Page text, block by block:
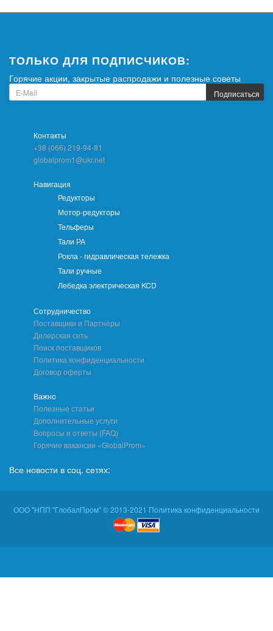
ТОЛЬКО ДЛЯ ПОДПИСЧИКОВ:
Горячие акции, закрытые распродажи и полезные советы
Подписаться
Контакты
+38 (066) 219-94-81
globalprom1@ukr.net
Навигация
Редукторы
Мотор-редукторы
Тельферы
Тали РА
Рокла - гидравлическая тележка
Тали ручные
Лебедка электрическая KCD
Сотрудничество
Поставщики и Партнёры
Дилерская сеть
Поиск поставщиков
Политика конфиденциальности
Договор оферты
Важно
Полезные статьи
Дополнительные услуги
Вопросы и ответы (FAQ)
Горячие вакансии «GlobalProm»
Все новости в соц. сетях:
ООО "НПП "ГлобалПром" © 2013-2021 Политика конфиденциальности